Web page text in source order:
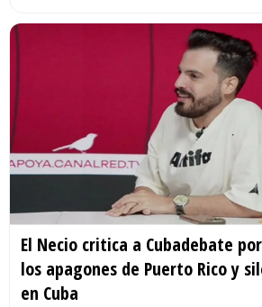
El Necio critica a Cubadebate
los apagones de Puerto Rico y
en Cuba